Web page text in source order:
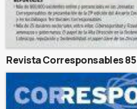
Revista Corresponsables 85